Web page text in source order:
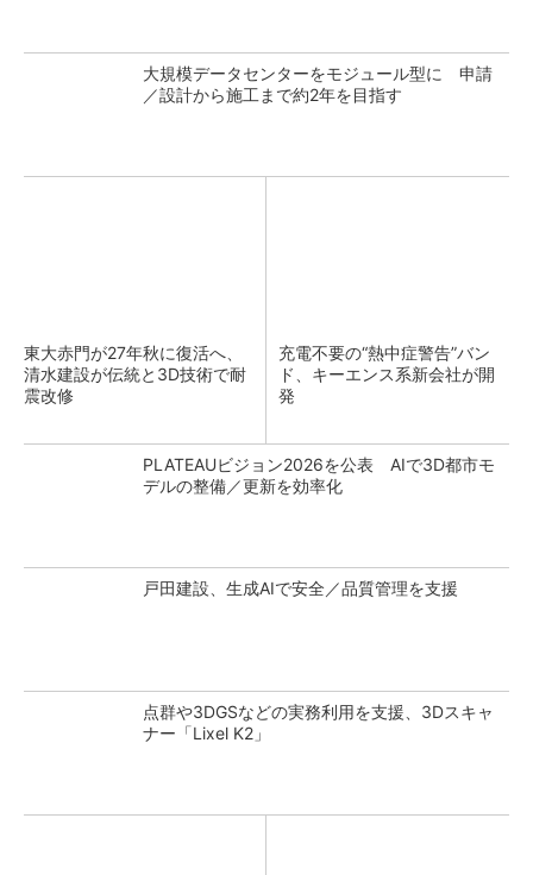
大規模データセンターをモジュール型に 申請
／設計から施工まで約2年を目指す
東大赤門が27年秋に復活へ、
清水建設が伝統と3D技術で耐
震改修
充電不要の“熱中症警告”バン
ド、キーエンス系新会社が開
発
PLATEAUビジョン2026を公表 AIで3D都市モ
デルの整備／更新を効率化
戸田建設、生成AIで安全／品質管理を支援
点群や3DGSなどの実務利用を支援、3Dスキャ
ナー「Lixel K2」